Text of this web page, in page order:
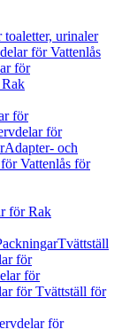
urinaler
för Vattenlås
för
för
för
Adapter- och
Vattenlås för
för Rak
Tvättställ
för
för
för Tvättställ för
för